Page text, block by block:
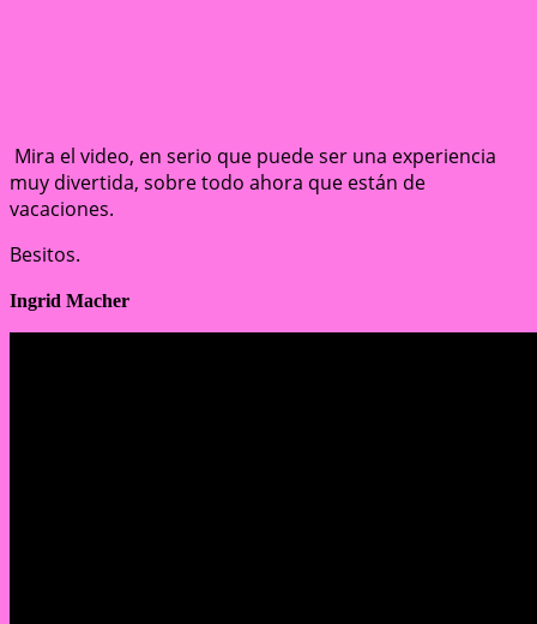
Mira el video, en serio que puede ser una experiencia
muy divertida, sobre todo ahora que están de
vacaciones.
Besitos.
Ingrid Macher